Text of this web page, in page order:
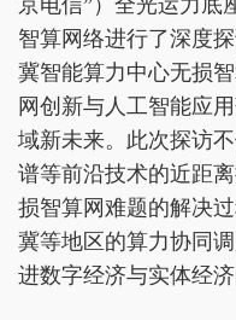
京电信”）全光运力底
智算网络进行了深度
冀智能算力中心无损
网创新与人工智能应
域新未来。此次探访
谱等前沿技术的近距
损智算网难题的解决
冀等地区的算力协同
进数字经济与实体经济